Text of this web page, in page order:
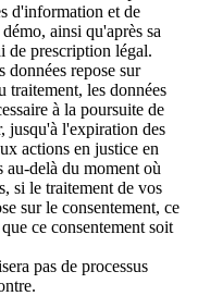
d'information et de
ainsi qu'après sa
de prescription légal.
données repose sur
traitement, les données
à la poursuite de
jusqu'à l'expiration des
actions en justice en
au-delà du moment où
si le traitement de vos
sur le consentement, ce
ce consentement soit
pas de processus